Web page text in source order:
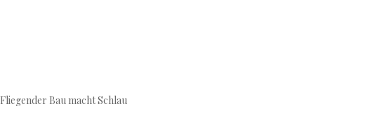
Fliegender Bau macht Schlau